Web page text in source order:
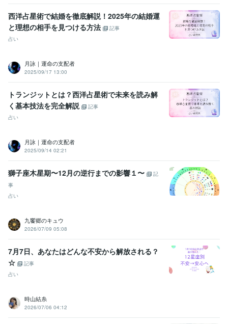
西洋占星術で結婚を徹底解説！2025年の結婚運
と理想の相手を見つける方法
記事
占い
月詠｜運命の支配者
2025/09/17 13:00
トランジットとは？西洋占星術で未来を読み解
く基本技法を完全解説
記事
占い
月詠｜運命の支配者
2025/09/14 02:21
獅子座木星期〜12月の逆行までの影響１〜
記
事
占い
九饗郷のキュウ
2026/07/09 05:08
7月7日、あなたはどんな不安から解放される？
☆
記事
占い
時山結糸
2026/07/06 04:12